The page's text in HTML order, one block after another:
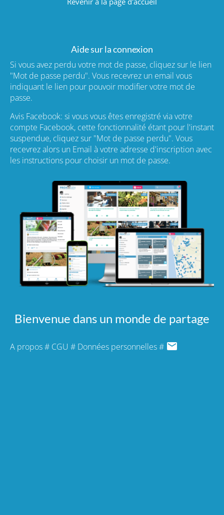
Aide sur la connexion
Si vous avez perdu votre mot de passe, cliquez sur le lien
"Mot de passe perdu". Vous recevrez un email vous
indiquant le lien pour pouvoir modifier votre mot de
passe.
Avis Facebook: si vous vous êtes enregistré via votre
compte Facebook, cette fonctionnalité étant pour l'instant
suspendue, cliquez sur "Mot de passe perdu". Vous
recevrez alors un Email à votre adresse d'inscription avec
les instructions pour choisir un mot de passe.
Bienvenue dans un monde de partage
A propos# CGU # Données personnelles#